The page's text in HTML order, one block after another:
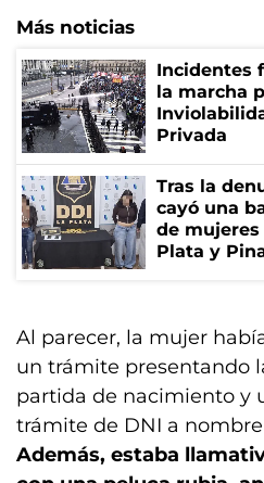
Más noticias
Incidentes
la marcha
Privada
Tras la
cayó una
de mujeres
Plata y
Al parecer, la mujer
un trámite presentando
partida de nacimiento y
trámite de DNI a
Además, estaba